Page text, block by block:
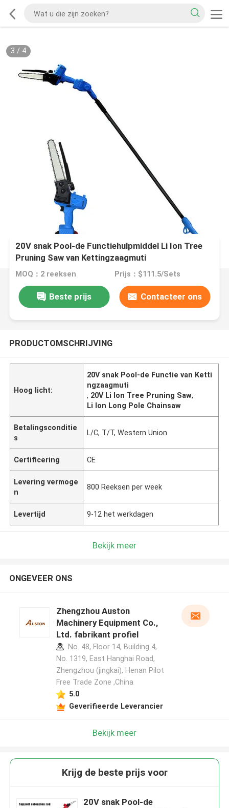
3 / 4
20V snak Pool-de Functiehulpmiddel Li Ion Tree
Pruning Saw van Kettingzaagmuti
MOQ：2 reeksen Prijs：$111.5/Sets
Beste prijs Contacteer ons
PRODUCTOMSCHRIJVING
Hoog licht:
20V snak Pool-de Functie van Ketti
ngzaagmuti
, 20V Li Ion Tree Pruning Saw,
Li Ion Long Pole Chainsaw
Betalingsconditie
s
L/C, T/T, Western Union
Certificering CE
Levering vermoge
n
800 Reeksen per week
Levertijd 9-12 het werkdagen
Bekijk meer
ONGEVEER ONS
Zhengzhou Auston
Machinery Equipment Co.,
Ltd. fabrikant profiel
No. 48, Floor 14, Building 4,
No. 1319, East Hanghai Road,
Zhengzhou (jingkai), Henan Pilot
Free Trade Zone ,China
5.0
Geverifieerde Leverancier
Bekijk meer
Krijg de beste prijs voor
20V snak Pool-de